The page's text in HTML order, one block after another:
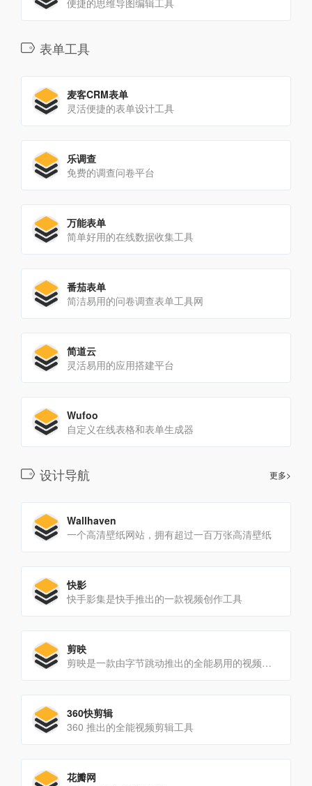
便捷的思维导图编辑工具
表单工具
麦客CRM表单
灵活便捷的表单设计工具
乐调查
免费的调查问卷平台
万能表单
简单好用的在线数据收集工具
番茄表单
简洁易用的问卷调查表单工具网
简道云
灵活易用的应用搭建平台
Wufoo
自定义在线表格和表单生成器
设计导航 更多>
Wallhaven
一个高清壁纸网站，拥有超过一百万张高清壁纸
快影
快手影集是快手推出的一款视频创作工具
剪映
剪映是一款由字节跳动推出的全能易用的视频剪辑软件
360快剪辑
360 推出的全能视频剪辑工具
花瓣网